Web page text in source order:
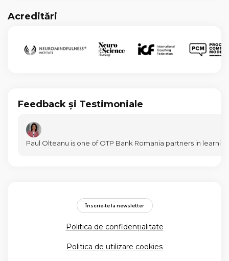
Acreditări
Feedback și Testimoniale
Paul Olteanu is one of OTP Bank Romania partners in
Înscrie-te la newsletter
Politica de confidențialitate
Politica de utilizare cookies